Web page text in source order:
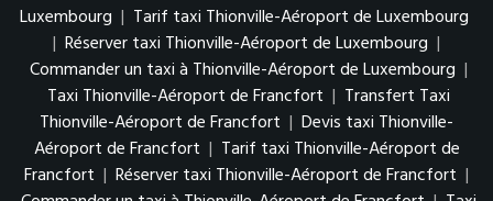
Luxembourg | Tarif taxi Thionville-Aéroport de Luxembourg
| Réserver taxi Thionville-Aéroport de Luxembourg |
Commander un taxi à Thionville-Aéroport de Luxembourg |
Taxi Thionville-Aéroport de Francfort | Transfert Taxi
Thionville-Aéroport de Francfort | Devis taxi Thionville-
Aéroport de Francfort | Tarif taxi Thionville-Aéroport de
Francfort | Réserver taxi Thionville-Aéroport de Francfort |